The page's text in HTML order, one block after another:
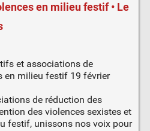
en milieu festif • Le
et associations de
en milieu festif 19 février
de réduction des
des violences sexistes et
festif, unissons nos voix pour